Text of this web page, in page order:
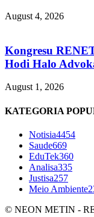
August 4, 2026
Kongresu
Hodi Halo
August 1, 2026
KATEGORIA
Notisia4454
Saude669
EduTek360
Analisa335
Justisa257
Meio Ambiente
© NEON METIN -